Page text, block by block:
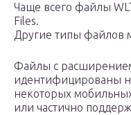
Чаще всего файлы
Files.
Другие типы файлов
Файлы с
идентифицированы
некоторых
или частично